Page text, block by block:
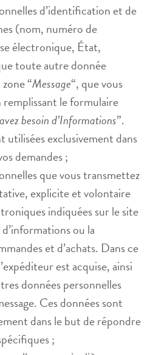
d’identification et de
(nom, numéro de
électronique, État,
toute autre donnée
“Message“, que vous
remplissant le formulaire
besoin d’Informations”.
utilisées exclusivement dans
demandes ;
que vous transmettez
explicite et volontaire
indiquées sur le site
ou la
et d’achats. Dans ce
est acquise, ainsi
données personnelles
Ces données sont
dans le but de répondre
;